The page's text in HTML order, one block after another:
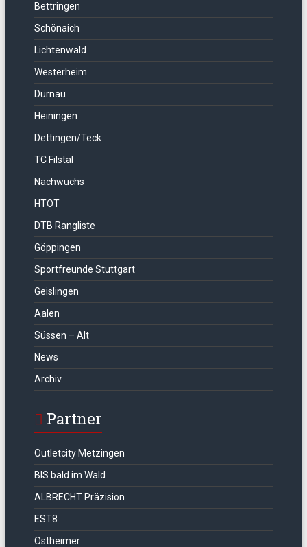
Bettringen
Schönaich
Lichtenwald
Westerheim
Dürnau
Heiningen
Dettingen/Teck
TC Filstal
Nachwuchs
HTOT
DTB Rangliste
Göppingen
Sportfreunde Stuttgart
Geislingen
Aalen
Süssen – Alt
News
Archiv
Partner
Outletcity Metzingen
BIS bald im Wald
ALBRECHT Präzision
EST8
Ostheimer